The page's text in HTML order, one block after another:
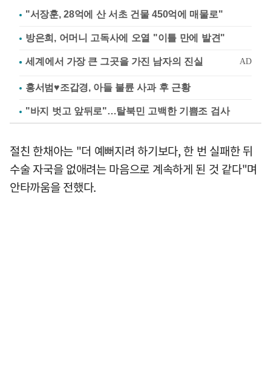
"서장훈, 28억에 산 서초 건물 450억에 매물로"
방은희, 어머니 고독사에 오열 "이틀 만에 발견"
홍서범♥조갑경, 아들 불륜 사과 후 근황
"바지 벗고 앞뒤로"…탈북민 고백한 기쁨조 검사
절친 한채아는 "더 예뻐지려 하기보다, 한 번 실패한 뒤
수술 자국을 없애려는 마음으로 계속하게 된 것 같다"며
안타까움을 전했다.